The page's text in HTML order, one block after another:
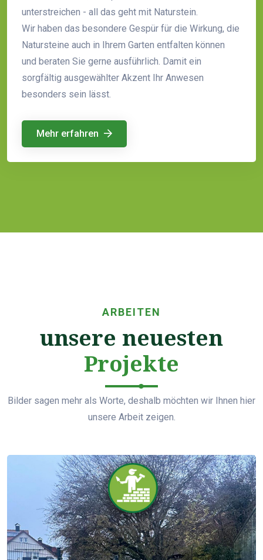
unterstreichen - all das geht mit Naturstein.
Wir haben das besondere Gespür für die Wirkung, die
Natursteine auch in Ihrem Garten entfalten können
und beraten Sie gerne ausführlich. Damit ein
sorgfältig ausgewählter Akzent Ihr Anwesen
besonders sein lässt.
Mehr erfahren
ARBEITEN
unsere neuesten
Projekte
Bilder sagen mehr als Worte, deshalb möchten wir Ihnen hier
unsere Arbeit zeigen.